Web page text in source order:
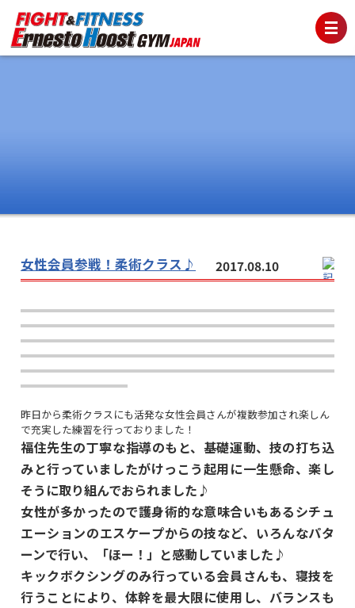
女性会員参戦！柔術クラス♪ 2017.08.10
昨日から柔術クラスにも活発な女性会員さんが複数参加され楽しん
で充実した練習を行っておりました！
福住先生の丁寧な指導のもと、基礎運動、技の打ち込
みと行っていましたがけっこう起用に一生懸命、楽し
そうに取り組んでおられました♪
女性が多かったので護身術的な意味合いもあるシチュ
エーションのエスケープからの技など、いろんなパタ
ーンで行い、「ほー！」と感動していました♪
キックボクシングのみ行っている会員さんも、寝技を
行うことにより、体幹を最大限に使用し、バランスも